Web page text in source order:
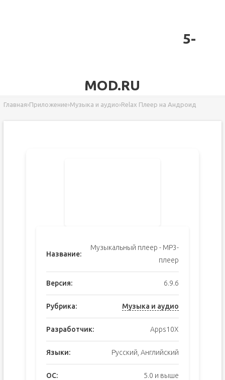
5-
MOD.RU
Главная›Приложение›Музыка и аудио›Relax Плеер на Андроид
Название:
Музыкальный плеер - MP3-
плеер
Версия: 6.9.6
Рубрика: Музыка и аудио
Разработчик: Apps10X
Языки: Русский, Английский
ОС: 5.0 и выше